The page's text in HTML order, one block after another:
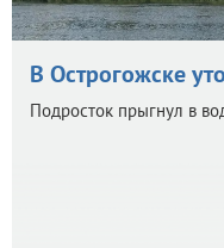
В Острогожске
Подросток прыгнул в